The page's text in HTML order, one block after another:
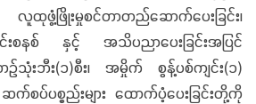
လူထုဖွံ့ဖြိုးမှုစင်တာတည်ဆောက်ပေးခြင်း၊
င်းစနစ် နှင့် အသိပညာပေးခြင်းအပြင်
သုံးဘီး(၁)စီး၊ အမှိုက် စွန့်ပစ်ကျင်း(၁)
ဆက်စပ်ပစ္စည်းများ ထောက်ပံ့ပေးခြင်းတို့ကို